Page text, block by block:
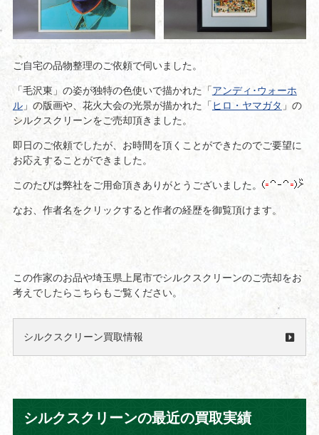
ご自宅の品物整理のご依頼で伺いました。
「毛沢東」の姿が独特の色使いで描かれた「アンディ･ウォーホ
ル」の版画や、花火大会の光景が描かれた「 ヒロ・ヤマガタ 」の
シルクスクリーンをご売却頂きました。
即日のご依頼でしたが、お時間を頂くことができたのでご要望に
お応えすることができました。
このたびは弊社をご用命頂きありがとうございました。
なお、作者名をクリックすると作者の経歴を御覧頂けます。
この作家のお品や埼玉県上尾市でシルクスクリーンのご売却をお
考えでしたらこちらもご覧ください。
シルクスクリーン買取情報
シルクスクリーンの最近の買取実績